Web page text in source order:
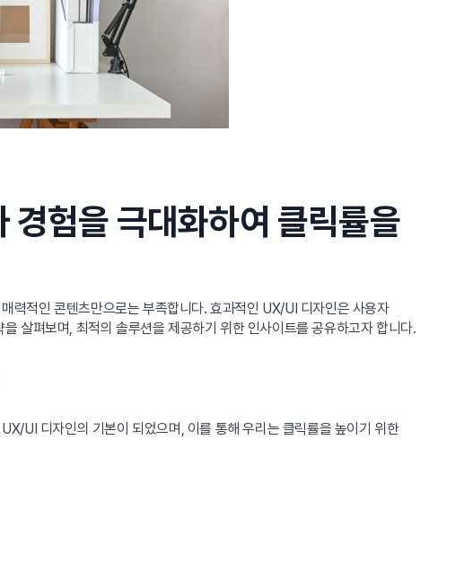
험을 극대화하여 클릭률을
력적인 콘텐츠만으로는 부족합니다. 효과적인 UX/UI 디자인은 사용자
살펴보며, 최적의 솔루션을 제공하기 위한 인사이트를 공유하고자 합니다.
UI 디자인의 기본이 되었으며, 이를 통해 우리는 클릭률을 높이기 위한